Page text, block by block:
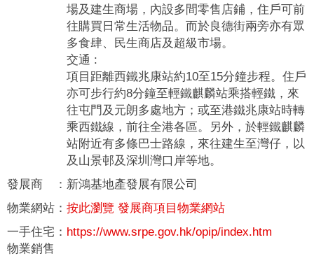
場及建生商場，內設多間零售店鋪，住戶可前
往購買日常生活物品。而於良德街兩旁亦有眾
多食肆、民生商店及超級市場。
交通 :
項目距離西鐵兆康站約10至15分鐘步程。住戶
亦可步行約8分鐘至輕鐵麒麟站乘搭輕鐵，來
往屯門及元朗多處地方；或至港鐵兆康站時轉
乘西鐵線，前往全港各區。另外，於輕鐵麒麟
站附近有多條巴士路線，來往建生至灣仔，以
及山景邨及深圳灣口岸等地。
發展商
： 新鴻基地產發展有限公司
物業網站 ： 按此瀏覽 發展商項目物業網站
一手住宅
物業銷售
： https://www.srpe.gov.hk/opip/index.htm